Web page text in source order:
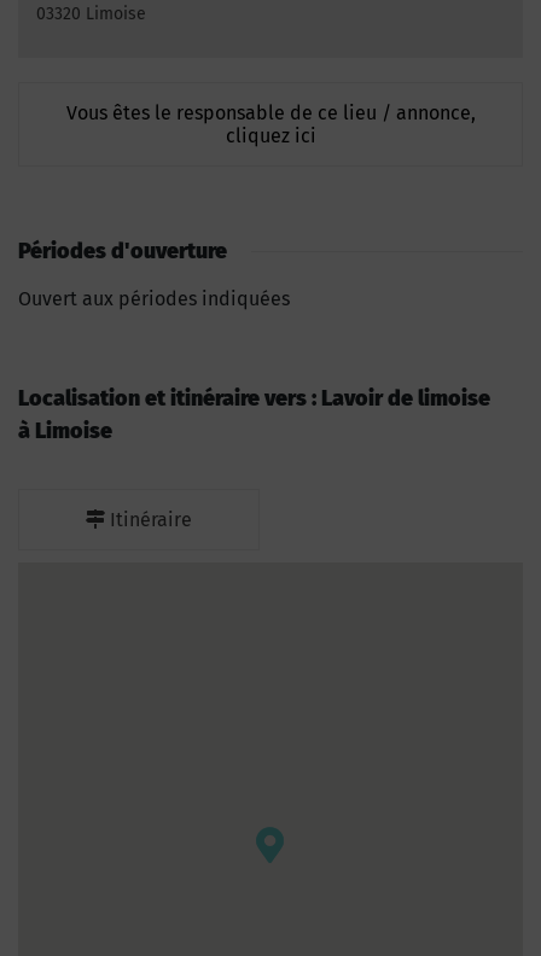
03320 Limoise
Vous êtes le responsable de ce lieu / annonce,
cliquez ici
Périodes d'ouverture
Ouvert aux périodes indiquées
Localisation et itinéraire vers : Lavoir de limoise
à Limoise
Itinéraire